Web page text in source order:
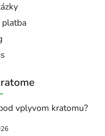
vplyvom kratomu?